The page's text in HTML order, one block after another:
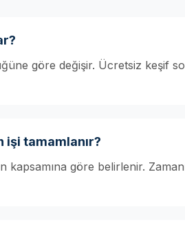
göre değişir. Ücretsiz keşif
işi tamamlanır?
göre belirlenir.